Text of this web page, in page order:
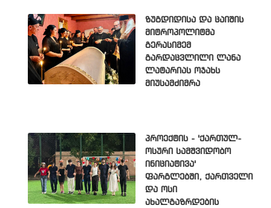
ზუგდიდისა და ცაიშის
მიტროპოლიტმა
გერასიმემ
გარდაცვლილი ლანა
ლატარიას ოჯახს
მიუსამძიმრა
პროექტის - 'ქართულ-
ოსური სამშვიდობო
ინიციატივა'
ფარგლებში, ქართველი
და ოსი
ახალგაზრდების